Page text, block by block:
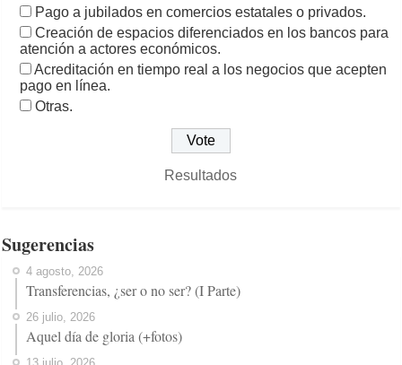
Pago a jubilados en comercios estatales o privados.
Creación de espacios diferenciados en los bancos para
atención a actores económicos.
Acreditación en tiempo real a los negocios que acepten
pago en línea.
Otras.
Resultados
Sugerencias
4 agosto, 2026
Transferencias, ¿ser o no ser? (I Parte)
26 julio, 2026
Aquel día de gloria (+fotos)